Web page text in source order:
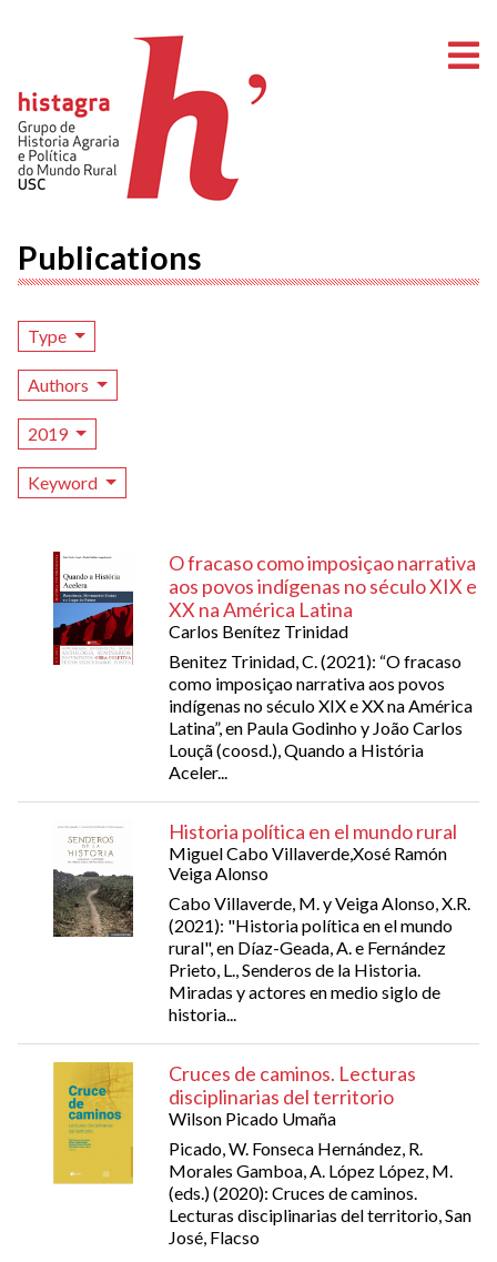
Publications
Type
Authors
2019
Keyword
O fracaso como imposiçao narrativa
aos povos indígenas no século XIX e
XX na América Latina
Carlos Benítez Trinidad
Benitez Trinidad, C. (2021): “O fracaso
como imposiçao narrativa aos povos
indígenas no século XIX e XX na América
Latina”, en Paula Godinho y João Carlos
Louçã (coosd.), Quando a História
Aceler...
Historia política en el mundo rural
Miguel Cabo Villaverde,Xosé Ramón
Veiga Alonso
Cabo Villaverde, M. y Veiga Alonso, X.R.
(2021): "Historia política en el mundo
rural", en Díaz-Geada, A. e Fernández
Prieto, L., Senderos de la Historia.
Miradas y actores en medio siglo de
historia...
Cruces de caminos. Lecturas
disciplinarias del territorio
Wilson Picado Umaña
Picado, W. Fonseca Hernández, R.
Morales Gamboa, A. López López, M.
(eds.) (2020): Cruces de caminos.
Lecturas disciplinarias del territorio, San
José, Flacso